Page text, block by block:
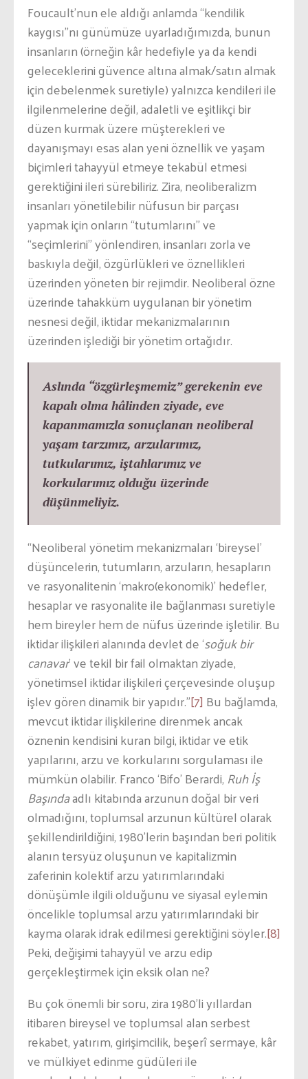
Foucault’nun ele aldığı anlamda “kendilik
kaygısı”nı günümüze uyarladığımızda, bunun
insanların (örneğin kâr hedefiyle ya da kendi
geleceklerini güvence altına almak/satın almak
için debelenmek suretiyle) yalnızca kendileri ile
ilgilenmelerine değil, adaletli ve eşitlikçi bir
düzen kurmak üzere müşterekleri ve
dayanışmayı esas alan yeni öznellik ve yaşam
biçimleri tahayyül etmeye tekabül etmesi
gerektiğini ileri sürebiliriz. Zira, neoliberalizm
insanları yönetilebilir nüfusun bir parçası
yapmak için onların “tutumlarını” ve
“seçimlerini” yönlendiren, insanları zorla ve
baskıyla değil, özgürlükleri ve öznellikleri
üzerinden yöneten bir rejimdir. Neoliberal özne
üzerinde tahakküm uygulanan bir yönetim
nesnesi değil, iktidar mekanizmalarının
üzerinden işlediği bir yönetim ortağıdır.
Aslında “özgürleşmemiz” gerekenin eve
kapalı olma hâlinden ziyade, eve
kapanmamızla sonuçlanan neoliberal
yaşam tarzımız, arzularımız,
tutkularımız, iştahlarımız ve
korkularımız olduğu üzerinde
düşünmeliyiz.
“Neoliberal yönetim mekanizmaları ‘bireysel’
düşüncelerin, tutumların, arzuların, hesapların
ve rasyonalitenin ‘makro(ekonomik)’ hedefler,
hesaplar ve rasyonalite ile bağlanması suretiyle
hem bireyler hem de nüfus üzerinde işletilir. Bu
iktidar ilişkileri alanında devlet de ‘soğuk bir
canavar’ ve tekil bir fail olmaktan ziyade,
yönetimsel iktidar ilişkileri çerçevesinde oluşup
işlev gören dinamik bir yapıdır.”[7] Bu bağlamda,
mevcut iktidar ilişkilerine direnmek ancak
öznenin kendisini kuran bilgi, iktidar ve etik
yapılarını, arzu ve korkularını sorgulaması ile
mümkün olabilir. Franco ‘Bifo’ Berardi, Ruh İş
Başındaadlı kitabında arzunun doğal bir veri
olmadığını, toplumsal arzunun kültürel olarak
şekillendirildiğini, 1980’lerin başından beri politik
alanın tersyüz oluşunun ve kapitalizmin
zaferinin kolektif arzu yatırımlarındaki
dönüşümle ilgili olduğunu ve siyasal eylemin
öncelikle toplumsal arzu yatırımlarındaki bir
kayma olarak idrak edilmesi gerektiğini söyler.[8]
Peki, değişimi tahayyül ve arzu edip
gerçekleştirmek için eksik olan ne?
Bu çok önemli bir soru, zira 1980’li yıllardan
itibaren bireysel ve toplumsal alan serbest
rekabet, yatırım, girişimcilik, beşerî sermaye, kâr
ve mülkiyet edinme güdüleri ile